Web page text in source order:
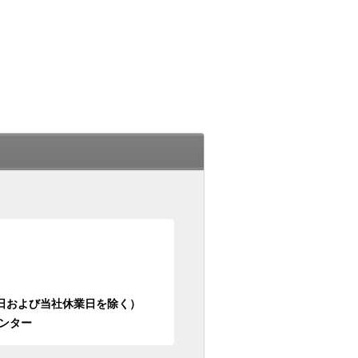
よび当社休業日を除く）
ター